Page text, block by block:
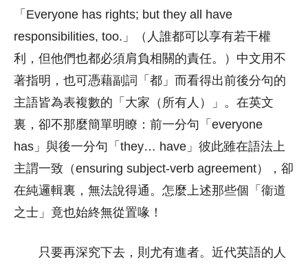
「Everyone has rights; but they all have
responsibilities, too.」（人誰都可以享有若干權
利，但他們也都必須肩負相關的責任。）中文用不
著指明，也可憑藉副詞「都」而看得出前後分句的
主語皆為表複數的「大家（所有人）」。在英文
裏，卻不那麼簡單明瞭：前一分句「everyone
has」與後一分句「they… have」彼此雖在語法上
主謂一致（ensuring subject-verb agreement），卻
在純邏輯裏，無法說得通。怎麼上述那些個「衞道
之士」竟也始終無從置喙！
只要再深究下去，則尤有進者。近代英語的人